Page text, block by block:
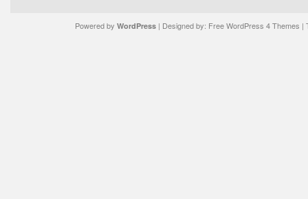
Powered by WordPress| Designed by: Free WordPress 4 Themes |